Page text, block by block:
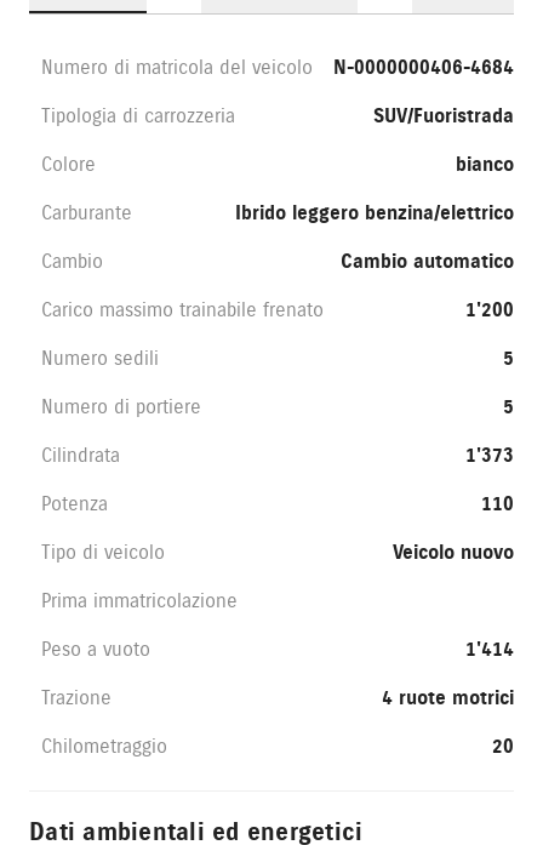
Numero di matricola del veicolo
N-0000000406-4684
Tipologia di carrozzeria
SUV/Fuoristrada
Colore
bianco
Carburante
Ibrido leggero benzina/elettrico
Cambio
Cambio automatico
Carico massimo trainabile frenato
1'200
Numero sedili
5
Numero di portiere
5
Cilindrata
1'373
Potenza
110
Tipo di veicolo
Veicolo nuovo
Prima immatricolazione
Peso a vuoto
1'414
Trazione
4 ruote motrici
Chilometraggio
20
Dati ambientali ed energetici